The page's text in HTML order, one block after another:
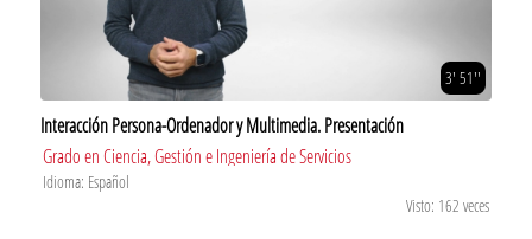
3' 51''
Interacción Persona-Ordenador y Multimedia. Presentación
Grado en Ciencia, Gestión e Ingeniería de Servicios
Idioma: Español
Visto: 162 veces